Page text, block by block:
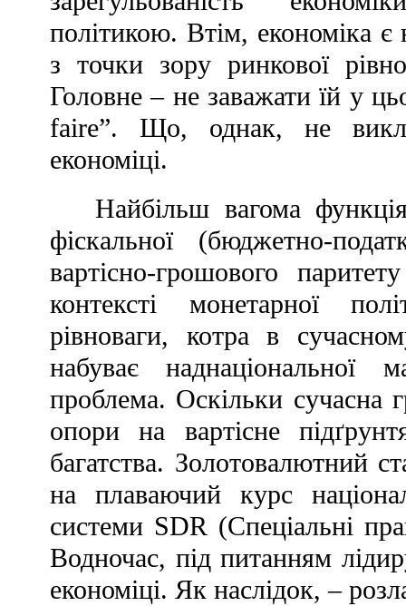
політикою. Втім, економіка є
з точки зору ринкової
Головне – не заважати їй у
faire”. Що, однак, не
економіці.
Найбільш вагома
фіскальної (бюджетно-
вартісно-грошового
контексті монетарної
рівноваги, котра в
набуває
проблема. Оскільки сучасна
опори на вартісне
багатства. Золотовалютний
на плаваючий курс
системи SDR (Спеціальні
Водночас, під питанням
економіці. Як наслідок, –